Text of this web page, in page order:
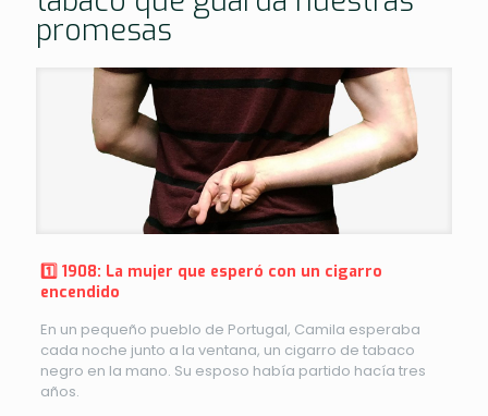
promesas
1️⃣ 1908: La mujer que esperó con un cigarro
encendido
En un pequeño pueblo de Portugal, Camila esperaba
cada noche junto a la ventana, un cigarro de tabaco
negro en la mano. Su esposo había partido hacía tres
años.